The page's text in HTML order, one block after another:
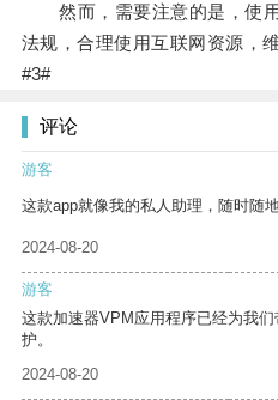
然而，需要注意的是，使用
法规，合理使用互联网资源，
#3#
评论
游客
这款app就像我的私人助理，随时随
2024-08-20
游客
这款加速器VPM应用程序已经为我
护。
2024-08-20